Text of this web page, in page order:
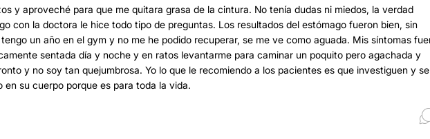
y aproveché para que me quitara grasa de la cintura. No tenía dudas ni miedos, la verdad
con la doctora le hice todo tipo de preguntas. Los resultados del estómago fueron bien, sin
un año en el gym y no me he podido recuperar, se me ve como aguada. Mis síntomas
sentada día y noche y en ratos levantarme para caminar un poquito pero agachada y
y no soy tan quejumbrosa. Yo lo que le recomiendo a los pacientes es que investiguen y se
su cuerpo porque es para toda la vida.